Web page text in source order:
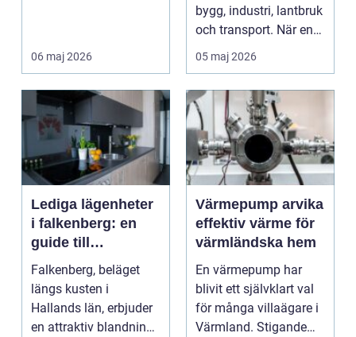
06 maj 2026
bygg, industri, lantbruk
och transport. När en
slang spri...
05 maj 2026
Lediga lägenheter
i falkenberg: en
guide till
boendemarknaden
Falkenberg, beläget
längs kusten i
Hallands län, erbjuder
en attraktiv blandning
Värmepump arvika
effektiv värme för
värmländska hem
En värmepump har
blivit ett självklart val
för många villaägare i
Värmland. Stigande